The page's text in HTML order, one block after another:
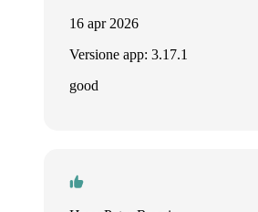
16 apr 2026
Versione app: 3.17.1
good